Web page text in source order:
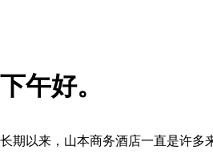
下午好。
长期以来，山本商务酒店一直是许多